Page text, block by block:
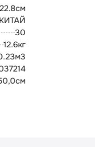
30
12.6кг